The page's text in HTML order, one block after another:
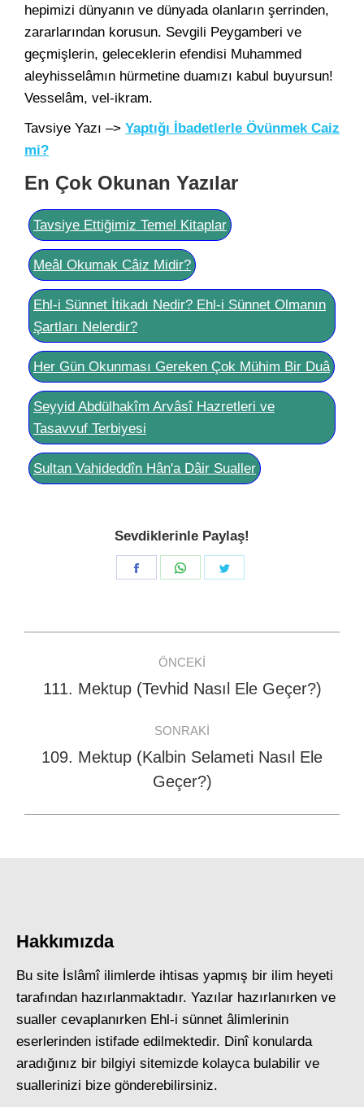
hepimizi dünyanın ve dünyada olanların şerrinden,
zararlarından korusun. Sevgili Peygamberi ve
geçmişlerin, geleceklerin efendisi Muhammed
aleyhisselâmın hürmetine duamızı kabul buyursun!
Vesselâm, vel-ikram.
Tavsiye Yazı –> Yaptığı İbadetlerle Övünmek Caiz
mi?
En Çok Okunan Yazılar
Tavsiye Ettiğimiz Temel Kitaplar
Meâl Okumak Câiz Midir?
Ehl-i Sünnet İtikadı Nedir? Ehl-i Sünnet Olmanın
Şartları Nelerdir?
Her Gün Okunması Gereken Çok Mühim Bir Duâ
Seyyid Abdülhakîm Arvâsî Hazretleri ve
Tasavvuf Terbiyesi
Sultan Vahideddîn Hân'a Dâir Sualler
Sevdiklerinle Paylaş!
Share
Share
navigation
ÖNCEKI
Previous
111. Mektup (Tevhid Nasıl Ele Geçer?)
SONRAKI
Next
post:
109. Mektup (Kalbin Selameti Nasıl Ele
Geçer?)
Hakkımızda
Bu site İslâmî ilimlerde ihtisas yapmış bir ilim heyeti
tarafından hazırlanmaktadır. Yazılar hazırlanırken ve
sualler cevaplanırken Ehl-i sünnet âlimlerinin
eserlerinden istifade edilmektedir. Dinî konularda
aradığınız bir bilgiyi sitemizde kolayca bulabilir ve
suallerinizi bize gönderebilirsiniz.